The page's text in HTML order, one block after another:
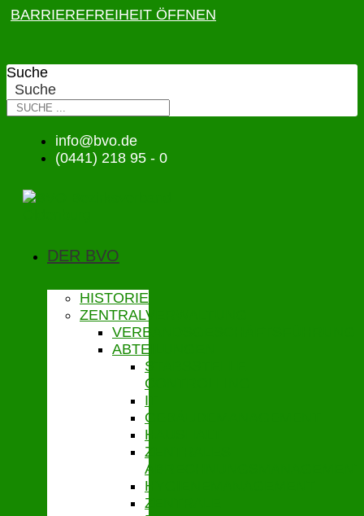
BARRIEREFREIHEIT ÖFFNEN
Suche
Suche
info@bvo.de
(0441) 218 95 - 0
DER BVO
HISTORIE
ZENTRALVERWALTUNG
VERBANDSGESCHÄFTSFÜHRUNG
ABTEILUNGEN
STABSSTELLE
CONTROLLING
IT
GEBÄUDEMANAGEMENT
HAUSHALT
ZENTRALES
ABRECHNUNGSMANAGEMENT
HYGIENEMANAGEMENT
ZENTRALE